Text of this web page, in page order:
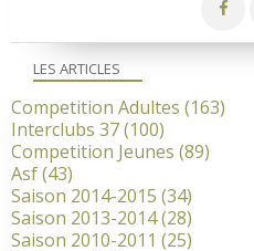
LES ARTICLES
Competition Adultes (163)
Interclubs 37(100)
Competition Jeunes (89)
Asf(43)
Saison 2014-2015 (34)
Saison 2013-2014(28)
Saison 2010-2011 (25)